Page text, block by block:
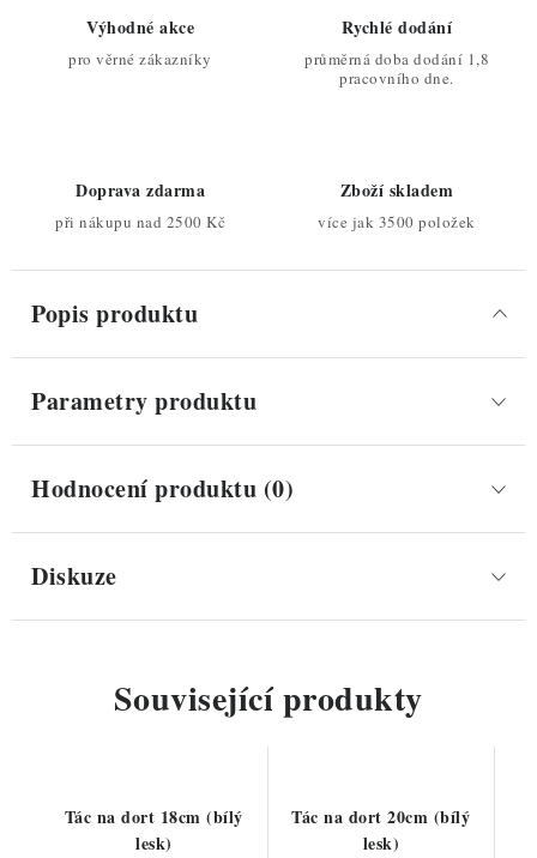
Výhodné akce
pro věrné zákazníky
Rychlé dodání
průměrná doba dodání 1,8
pracovního dne.
Doprava zdarma
při nákupu nad 2500 Kč
Zboží skladem
více jak 3500 položek
Popis produktu
Parametry produktu
Hodnocení produktu (0)
Diskuze
Související produkty
Tác na dort 18cm (bílý
lesk)
Tác na dort 20cm (bílý
lesk)